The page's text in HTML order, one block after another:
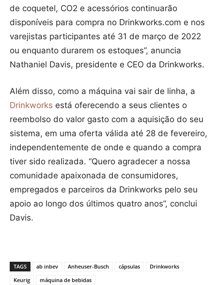
de coquetel, CO2 e acessórios continuarão
disponíveis para compra no Drinkworks.com e nos
varejistas participantes até 31 de março de 2022
ou enquanto durarem os estoques”, anuncia
Nathaniel Davis, presidente e CEO da Drinkworks.
Além disso, como a máquina vai sair de linha, a
Drinkworks está oferecendo a seus clientes o
reembolso do valor gasto com a aquisição do seu
sistema, em uma oferta válida até 28 de fevereiro,
independentemente de onde e quando a compra
tiver sido realizada. “Quero agradecer a nossa
comunidade apaixonada de consumidores,
empregados e parceiros da Drinkworks pelo seu
apoio ao longo dos últimos quatro anos”, conclui
Davis.
TAGS ab inbev Anheuser-Busch cápsulas
Drinkworks
Keurig
máquina de bebidas